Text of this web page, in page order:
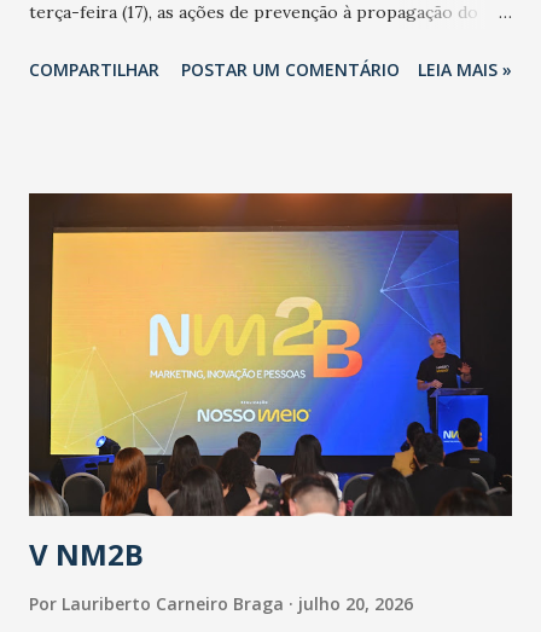
terça-feira (17), as ações de prevenção à propagação do
adotadas pelo Governo do Estado na contenção da
população suspeita e de cuidados com os ambientes
públicos e domiciliares. “Nós não estamos vivendo uma
epidemia comum, como temos em todos os anos, com
aumento de casos de dengue, influenza ou H1N1. Trata-se
de uma epidemia com um vírus diferente, com um poder de
contaminação maior que outros coronavírus”, apontou o
secretário. Segundo ele, é uma epidemia com chance de
contaminação alta, podendo gerar um grande risco à
população e ao sistema de saúde. “Precisamos saber fazer a
estratificação do risco da doença, para não so...
COMPARTILHAR POSTAR UM COMENTÁRIO LEIA MAIS »
V NM2B
Por Lauriberto Carneiro Braga julho 20, 2026